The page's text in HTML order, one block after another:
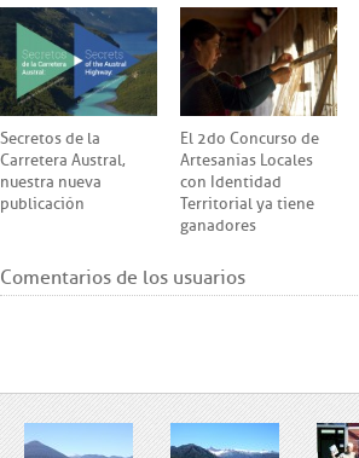
Secretos de la
Carretera Austral,
nuestra nueva
publicación
El 2do Concurso de
Artesanías Locales
con Identidad
Territorial ya tiene
ganadores
Comentarios de los usuarios